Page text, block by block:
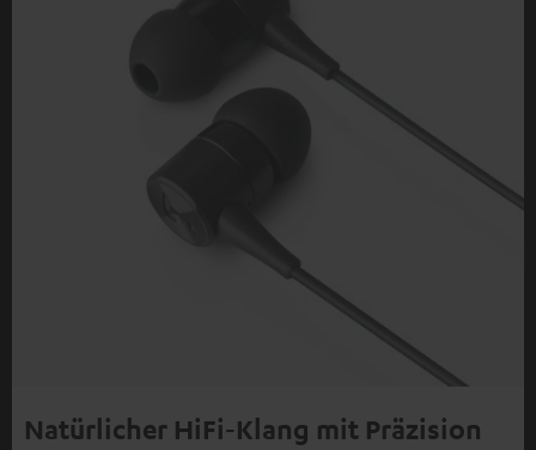
Natürlicher HiFi‑Klang mit Präzision